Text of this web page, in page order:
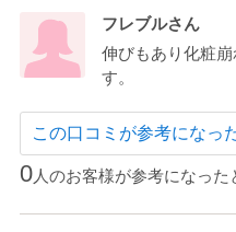
フレブルさん
伸びもあり化粧
す。
この口コミが参考になっ
0人のお客様が参考になった